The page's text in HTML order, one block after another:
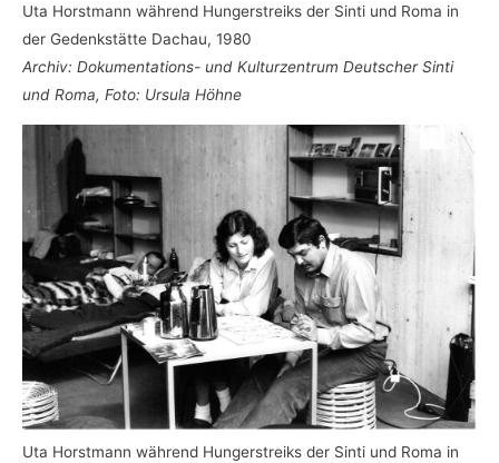
Uta Horstmann während Hungerstreiks der Sinti und Roma in
der Gedenkstätte Dachau, 1980
Archiv: Dokumentations- und Kulturzentrum Deutscher Sinti
und Roma, Foto: Ursula Höhne
Uta Horstmann während Hungerstreiks der Sinti und Roma in